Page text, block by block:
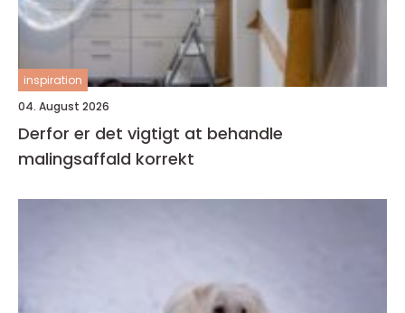
inspiration
04. August 2026
Derfor er det vigtigt at behandle
malingsaffald korrekt